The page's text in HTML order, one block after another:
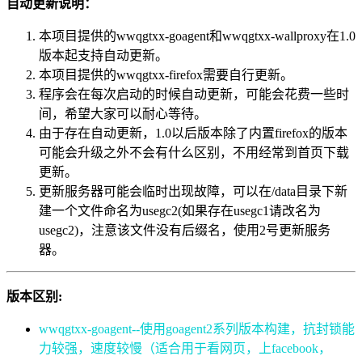
自动更新说明：
本项目提供的wwqgtxx-goagent和wwqgtxx-wallproxy在1.0
版本起支持自动更新。
本项目提供的wwqgtxx-firefox需要自行更新。
程序会在每次启动的时候自动更新，可能会花费一些时
间，希望大家可以耐心等待。
由于存在自动更新，1.0以后版本除了内置firefox的版本
可能会升级之外不会有什么区别，不用经常到首页下载
更新。
更新服务器可能会临时出现故障，可以在/data目录下新
建一个文件命名为usegc2(如果存在usegc1请改名为
usegc2)，注意该文件没有后缀名，使用2号更新服务
器。
版本区别:
wwqgtxx-goagent--使用goagent2系列版本构建，抗封锁能
力较强，速度较慢（适合用于看网页，上facebook，